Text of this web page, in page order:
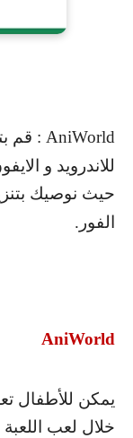
AniWorld : قم
للاندرويد و
حيث نوصيك
الفور.
AniWorld
يمكن للأطفال
خلال لعب اللعبة